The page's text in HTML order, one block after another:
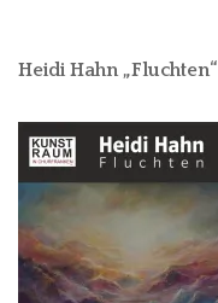
Heidi Hahn „Fluchten“